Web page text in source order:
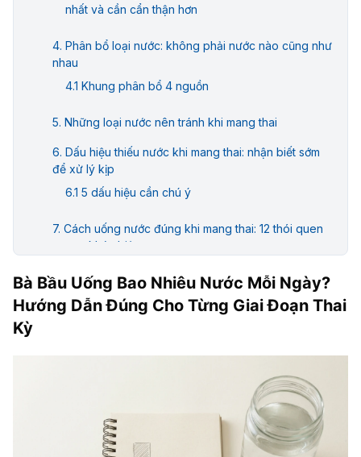
nhất và cần cẩn thận hơn
Phân bổ loại nước: không phải nước nào cũng như
nhau
Khung phân bổ 4 nguồn
Những loại nước nên tránh khi mang thai
Dấu hiệu thiếu nước khi mang thai: nhận biết sớm
để xử lý kịp
5 dấu hiệu cần chú ý
Cách uống nước đúng khi mang thai: 12 thói quen
tạo sự khác biệt
2. Không uống quá 300ml mỗi lần
4. Đặt chai nước ở những nơi nhìn thấy ngay
5. Uống thêm 1 ly sau mỗi lần đi vệ sinh
6. Nước hương trái cây tự pha: khi chán nước
Bà Bầu Uống Bao Nhiêu Nước Mỗi Ngày?
Hướng Dẫn Đúng Cho Từng Giai Đoạn Thai
Kỳ